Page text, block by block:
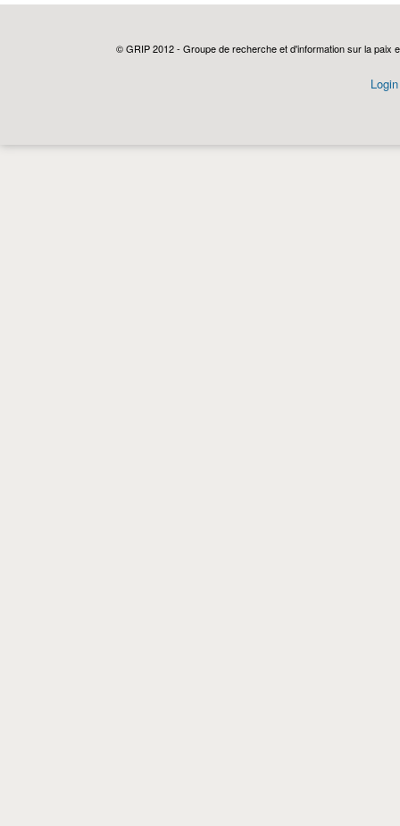
© GRIP 2012 - Groupe de recherche et d'information sur la paix
Login